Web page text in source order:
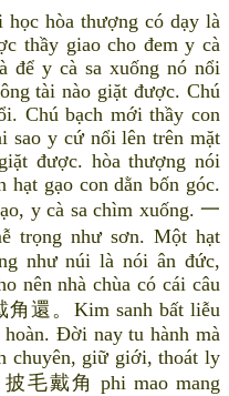
hòa thượng có dạy là
thầy giao cho đem y cà
để y cà sa xuống nó nổi
tài nào giặt được. Chú
Chú bạch mới thầy con
sao y cứ nổi lên trên mặt
được. hòa thượng nói
hạt gạo con dằn bốn góc.
y cà sa chìm xuống. 一
trọng như sơn. Một hạt
như núi là nói ân đức,
nên nhà chùa có cái câu
還。Kim sanh bất liễu
Đời nay tu hành mà
chuyên, giữ giới, thoát ly
毛戴角 phi mao mang